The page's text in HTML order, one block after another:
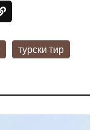
турски тир